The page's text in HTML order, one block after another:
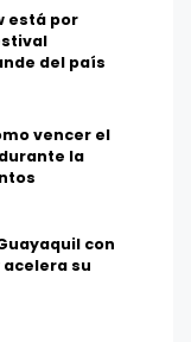
está por
del país
vencer el
la
con
su